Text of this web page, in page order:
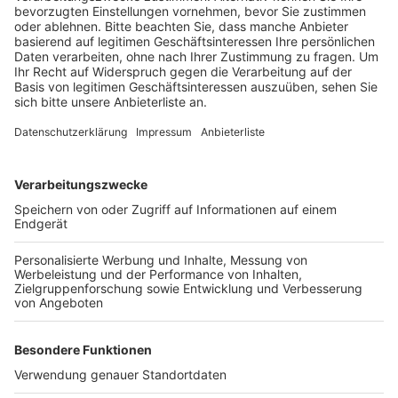
Anzeige
Beamte eines Spezialeinsatzkommandos nahmen
Montagmorgen in Bergheim drei Tatverdächtige fest,
außerdem wurden ihre Wohnungen und Autos
17 und 22 Jahre alt und sollen von Januar bis April
neun Geschäfte überfallen und meist auch Bargeld
erbeutet haben. Fast immer bedrohten sie Angestellte
mit Messern oder einer Pistole, um sie zur Herausgabe
des Geldes zu bringen.